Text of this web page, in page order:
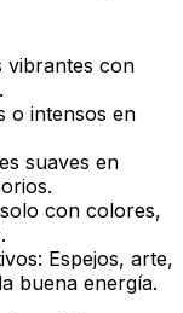
vibrantes con
o intensos en
suaves en
con colores,
Espejos, arte,
buena energía.